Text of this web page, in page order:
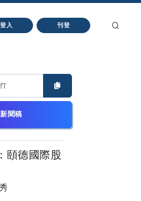
登入 刊登
聞稿
頤德國際股